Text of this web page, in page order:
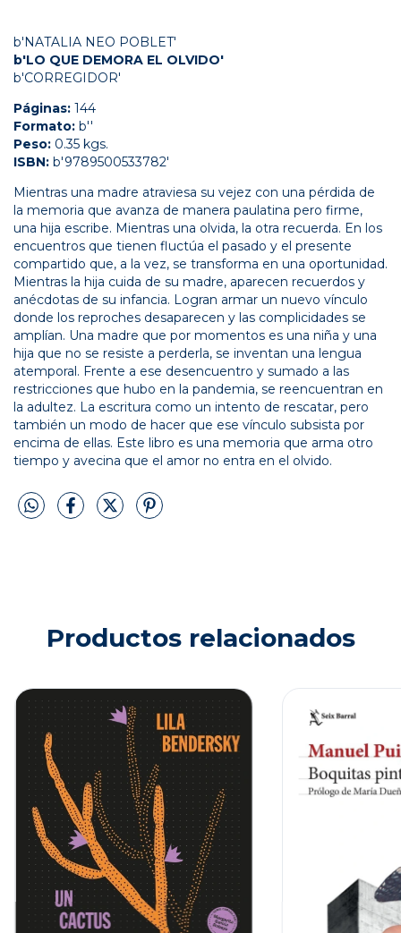
b'NATALIA NEO POBLET'
b'LO QUE DEMORA EL OLVIDO'
b'CORREGIDOR'
Páginas: 144
Formato: b''
Peso: 0.35 kgs.
ISBN: b'9789500533782'
Mientras una madre atraviesa su vejez con una pérdida de
la memoria que avanza de manera paulatina pero firme,
una hija escribe. Mientras una olvida, la otra recuerda. En los
encuentros que tienen fluctúa el pasado y el presente
compartido que, a la vez, se transforma en una oportunidad.
Mientras la hija cuida de su madre, aparecen recuerdos y
anécdotas de su infancia. Logran armar un nuevo vínculo
donde los reproches desaparecen y las complicidades se
amplían. Una madre que por momentos es una niña y una
hija que no se resiste a perderla, se inventan una lengua
atemporal. Frente a ese desencuentro y sumado a las
restricciones que hubo en la pandemia, se reencuentran en
la adultez. La escritura como un intento de rescatar, pero
también un modo de hacer que ese vínculo subsista por
encima de ellas. Este libro es una memoria que arma otro
tiempo y avecina que el amor no entra en el olvido.
Productos relacionados